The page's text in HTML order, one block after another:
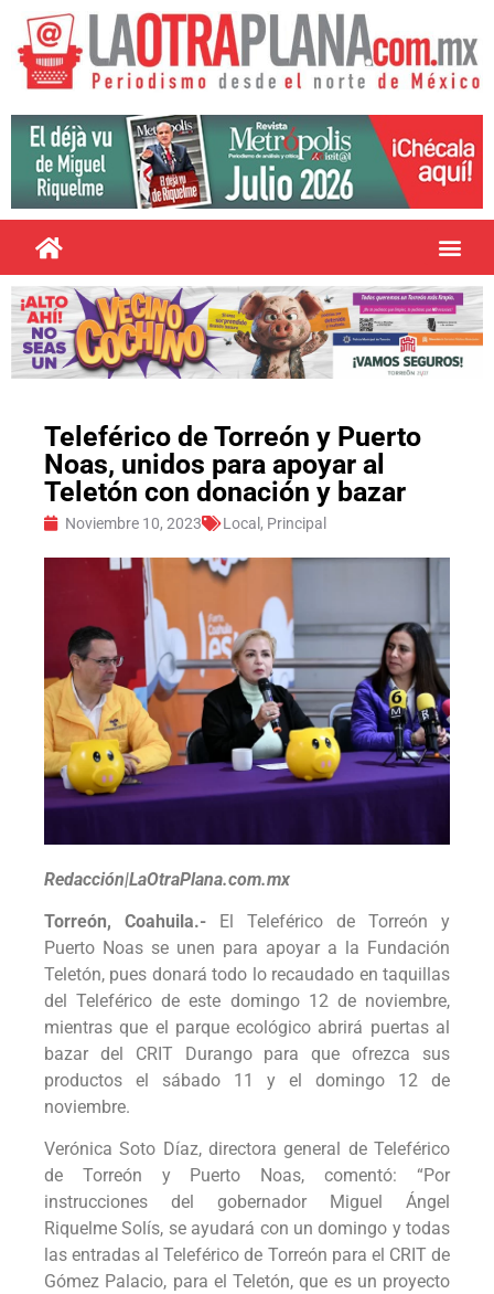
Teleférico de Torreón y Puerto
Noas, unidos para apoyar al
Teletón con donación y bazar
Noviembre 10, 2023 Local , Principal
Redacción|LaOtraPlana.com.mx
Torreón, Coahuila.- El Teleférico de Torreón y
Puerto Noas se unen para apoyar a la Fundación
Teletón, pues donará todo lo recaudado en taquillas
del Teleférico de este domingo 12 de noviembre,
mientras que el parque ecológico abrirá puertas al
bazar del CRIT Durango para que ofrezca sus
productos el sábado 11 y el domingo 12 de
noviembre.
Verónica Soto Díaz, directora general de Teleférico
de Torreón y Puerto Noas, comentó: “Por
instrucciones del gobernador Miguel Ángel
Riquelme Solís, se ayudará con un domingo y todas
las entradas al Teleférico de Torreón para el CRIT de
Gómez Palacio, para el Teletón, que es un proyecto